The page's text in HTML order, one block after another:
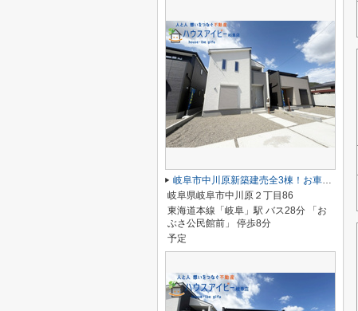
岐阜市中川原新築建売全3棟！お車並列3台可能！南道路につき日当り良好♪ウォークインクローゼットあり！
岐阜県岐阜市中川原２丁目86
東海道本線「岐阜」駅 バス28分 「お
ぶさ公民館前」 停歩8分
予定